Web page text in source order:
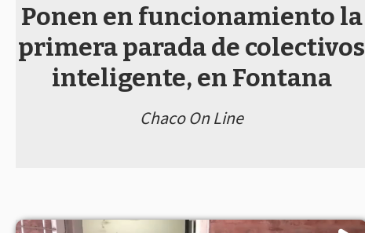
Ponen en funcionamiento la
primera parada de colectivos
inteligente, en Fontana
Chaco On Line